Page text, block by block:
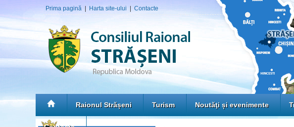
Prima pagină Harta site-ului Contacte
Raionul Strășeni Turism Noutăţi și evenimente